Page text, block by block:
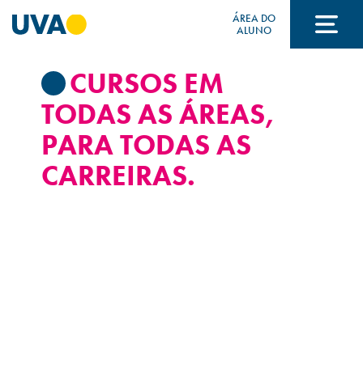
ÁREA DO
ALUNO
A UVA
CURSOS
CURSOS EM
TODAS AS ÁREAS,
PARA TODAS AS
CARREIRAS.